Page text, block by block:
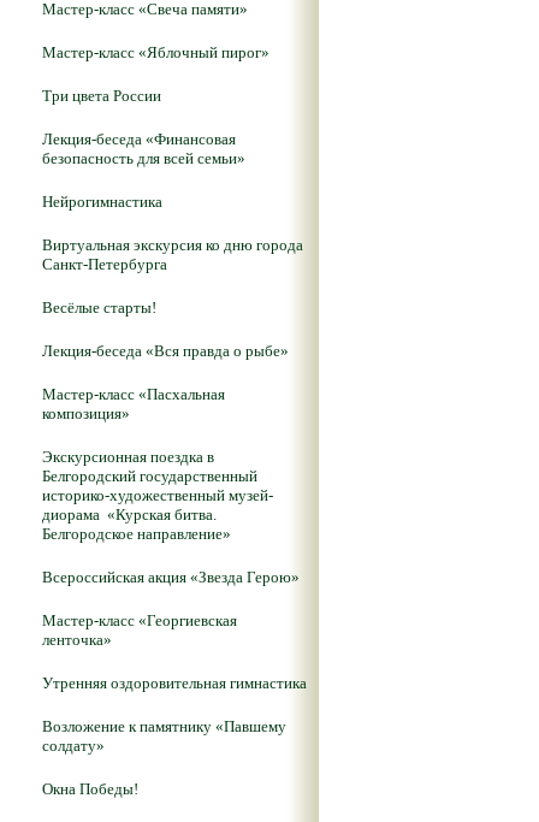
Мастер-класс «Свеча памяти»
Мастер-класс «Яблочный пирог»
Три цвета России
Лекция-беседа «Финансовая
безопасность для всей семьи»
Нейрогимнастика
Виртуальная экскурсия ко дню города
Санкт-Петербурга
Весёлые старты!
Лекция-беседа «Вся правда о рыбе»
Мастер-класс «Пасхальная
композиция»
Экскурсионная поездка в
Белгородский государственный
историко-художественный музей-
диорама «Курская битва.
Белгородское направление»
Всероссийская акция «Звезда Герою»
Мастер-класс «Георгиевская
ленточка»
Утренняя оздоровительная гимнастика
Возложение к памятнику «Павшему
солдату»
Окна Победы!